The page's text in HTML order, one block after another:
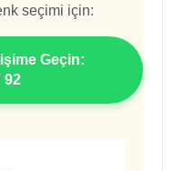
seçimi için:
Geçin:
92